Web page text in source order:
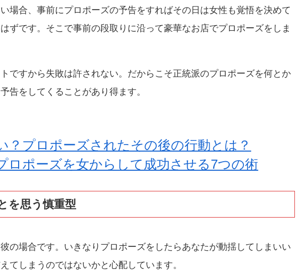
場合、事前にプロポーズの予告をすればその日は女性も覚悟を決めて
ずです。そこで事前の段取りに沿って豪華なお店でプロポーズをしま
ですから失敗は許されない。だからこそ正統派のプロポーズを何とか
告をしてくることがあり得ます。
？プロポーズされたその後の行動とは？
ロポーズを女からして成功させる7つの術
を思う慎重型
の場合です。いきなりプロポーズをしたらあなたが動揺してしまいい
てしまうのではないかと心配しています。